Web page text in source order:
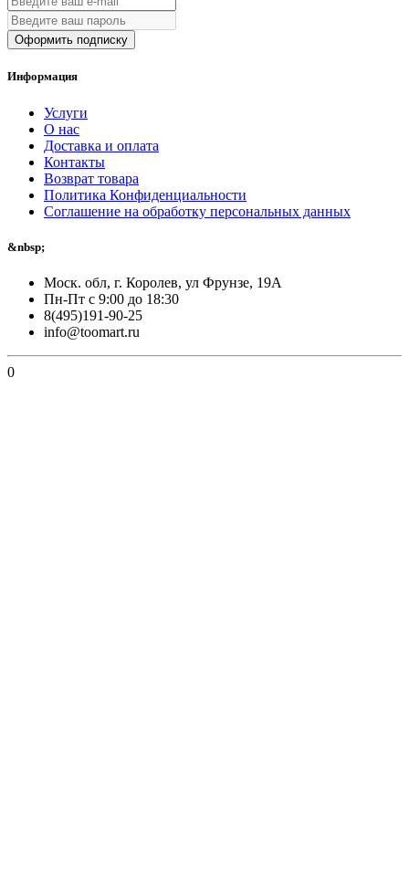
Оформить подписку
Информация
Услуги
О нас
Доставка и оплата
Контакты
Возврат товара
Политика Конфиденциальности
Соглашение на обработку персональных данных
&nbsp;
Моск. обл, г. Королев, ул Фрунзе, 19А
Пн-Пт с 9:00 до 18:30
8(495)191-90-25
info@toomart.ru
0